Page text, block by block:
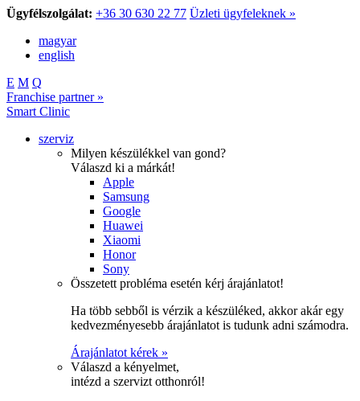
Ügyfélszolgálat: +36 30 630 22 77 Üzleti ügyfeleknek »
magyar
english
E M Q
Franchise partner »
Smart Clinic
szerviz
Milyen készülékkel van gond?
Válaszd ki a márkát!
Apple
Samsung
Google
Huawei
Xiaomi
Honor
Sony
Összetett probléma esetén kérj árajánlatot!
Ha több sebből is vérzik a készüléked, akkor akár egy
kedvezményesebb árajánlatot is tudunk adni számodra.
Árajánlatot kérek »
Válaszd a kényelmet,
intézd a szervizt otthonról!